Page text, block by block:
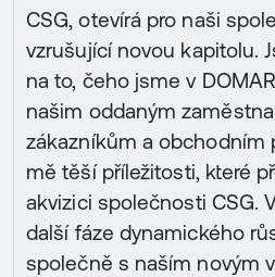
CSG, otevírá pro naši
vzrušující novou kapitolu.
na to, čeho jsme v
našim oddaným
zákazníkům a obchodním
mě těší příležitosti, které
akvizici společnosti CSG.
další fáze dynamického
společně s naším novým